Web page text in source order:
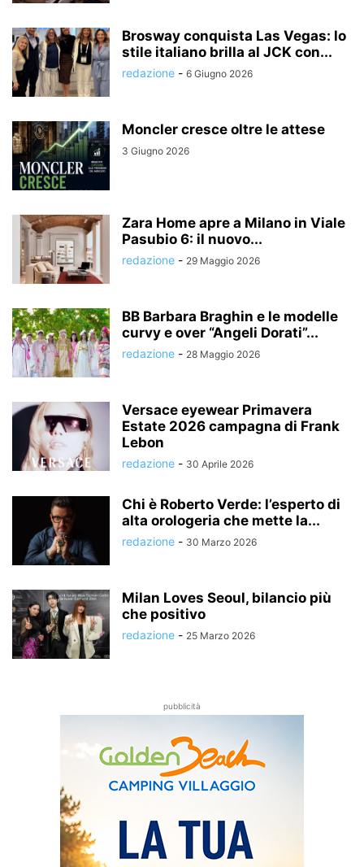
Brosway conquista Las Vegas: lo
stile italiano brilla al JCK con...
redazione - 6 Giugno 2026
Moncler cresce oltre le attese
3 Giugno 2026
Zara Home apre a Milano in Viale
Pasubio 6: il nuovo...
redazione - 29 Maggio 2026
BB Barbara Braghin e le modelle
curvy e over “Angeli Dorati”...
redazione - 28 Maggio 2026
Versace eyewear Primavera
Estate 2026 campagna di Frank
Lebon
redazione - 30 Aprile 2026
Chi è Roberto Verde: l’esperto di
alta orologeria che mette la...
redazione - 30 Marzo 2026
Milan Loves Seoul, bilancio più
che positivo
redazione - 25 Marzo 2026
pubblicità